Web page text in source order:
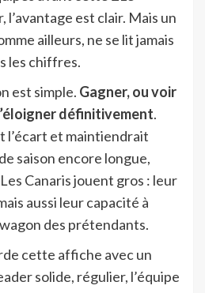
l’avantage est clair. Mais un
ailleurs, ne se lit jamais
les chiffres.
est simple. Gagner, ou voir
définitivement.
l’écart et maintiendrait
saison encore longue,
Canaris jouent gros : leur
aussi leur capacité à
des prétendants.
cette affiche avec un
solide, régulier, l’équipe